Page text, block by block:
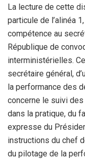
La lecture de cette
particule de l’alinéa
compétence au
République de
interministérielles.
secrétaire général,
la performance des
concerne le suivi
dans la pratique, du
expresse du
instructions du chef
du pilotage de la